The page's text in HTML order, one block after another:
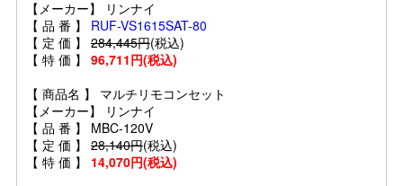
【メーカー】 リンナイ
【 品 番 】 RUF-VS1615SAT-80
【 定 価 】 284,445円(税込)
【 特 価 】 96,711円(税込)
【 商品名 】 マルチリモコンセット
【メーカー】 リンナイ
【 品 番 】 MBC-120V
【 定 価 】 28,140円(税込)
【 特 価 】 14,070円(税込)